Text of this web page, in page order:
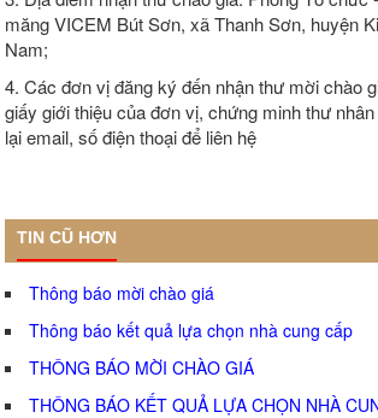
măng VICEM Bút Sơn, xã Thanh Sơn, huyện
Nam;
4. Các đơn vị đăng ký đến nhận thư mời chào
giấy giới thiệu của đơn vị, chứng minh thư
lại email, số điện thoại để liên hệ
TIN CŨ HƠN
Thông báo mời chào giá
Thông báo kết quả lựa chọn nhà cung cấp
THÔNG BÁO MỜI CHÀO GIÁ
THÔNG BÁO KẾT QUẢ LỰA CHỌN NHÀ